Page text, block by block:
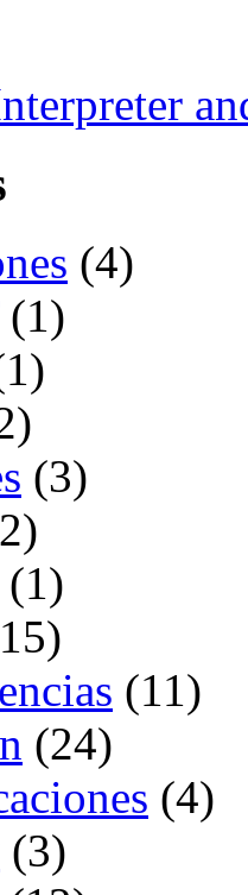
(4)
(1)
(3)
(1)
(11)
(24)
(4)
(3)